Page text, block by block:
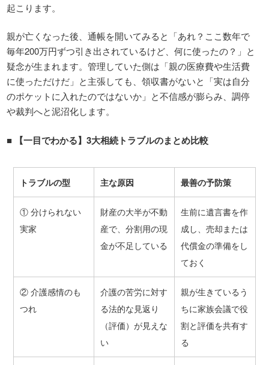
起こります。
親が亡くなった後、通帳を開いてみると「あれ？ここ数年で
毎年200万円ずつ引き出されているけど、何に使ったの？」と
疑念が生まれます。管理していた側は「親の医療費や生活費
に使っただけだ」と主張しても、領収書がないと「実は自分
のポケットに入れたのではないか」と不信感が膨らみ、調停
や裁判へと泥沼化します。
■ 【一目でわかる】3大相続トラブルのまとめ比較
トラブルの型 主な原因 最善の予防策
① 分けられない
実家
財産の大半が不動
産で、分割用の現
金が不足している
生前に遺言書を作
成し、売却または
代償金の準備をし
ておく
② 介護感情のも
つれ
介護の苦労に対す
る法的な見返り
（評価）が見えな
い
親が生きているう
ちに家族会議で役
割と評価を共有す
る